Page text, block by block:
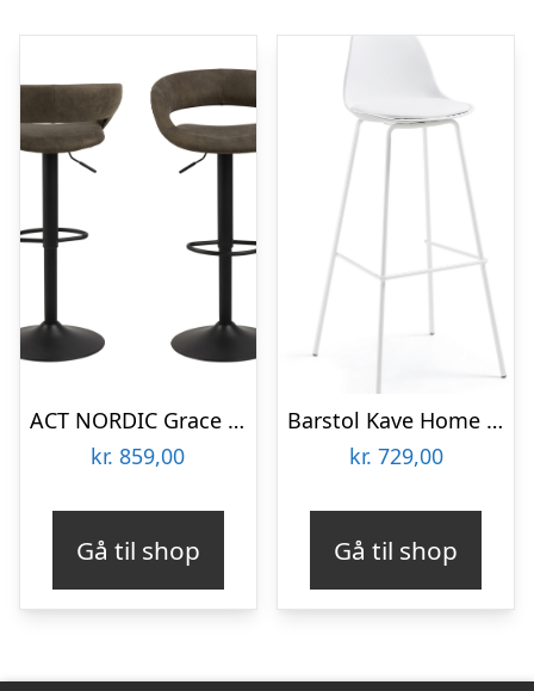
ACT NORDIC Grace barstol – olivengrøn/sort stof/metal, m. trompetfod
kr. 859,00
Gå til shop
Barstol Kave Home Brighter – moderne nordisk barstol i hvid polypropylen med polstret sæde og metalben
kr. 729,00
Gå til shop